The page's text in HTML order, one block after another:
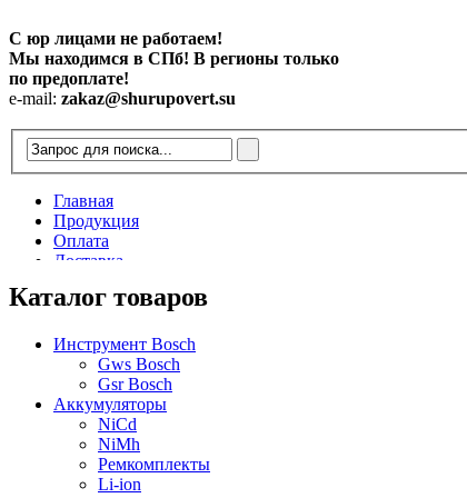
С юр лицами не работаем!
Мы находимся в СПб! В регионы только
по предоплате!
e-mail: zakaz@shurupovert.su
Главная
Продукция
Оплата
Доставка
Статьи
Каталог товаров
Инструмент Bosch
Gws Bosch
Gsr Bosch
Аккумуляторы
NiCd
NiMh
Ремкомплекты
Li-ion